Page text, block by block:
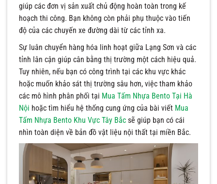
giúp các đơn vị sản xuất chủ động hoàn toàn trong kế
hoạch thi công. Bạn không còn phải phụ thuộc vào tiến
độ của các chuyến xe đường dài từ các tỉnh xa.
Sự luân chuyển hàng hóa linh hoạt giữa Lạng Sơn và các
tỉnh lân cận giúp cân bằng thị trường một cách hiệu quả.
Tuy nhiên, nếu bạn có công trình tại các khu vực khác
hoặc muốn khảo sát thị trường sâu hơn, việc tham khảo
các mô hình phân phối tại Mua Tấm Nhựa Bento Tại Hà
Nội hoặc tìm hiểu hệ thống cung ứng của bài viết Mua
Tấm Nhựa Bento Khu Vực Tây Bắc sẽ giúp bạn có cái
nhìn toàn diện về bản đồ vật liệu nội thất tại miền Bắc.